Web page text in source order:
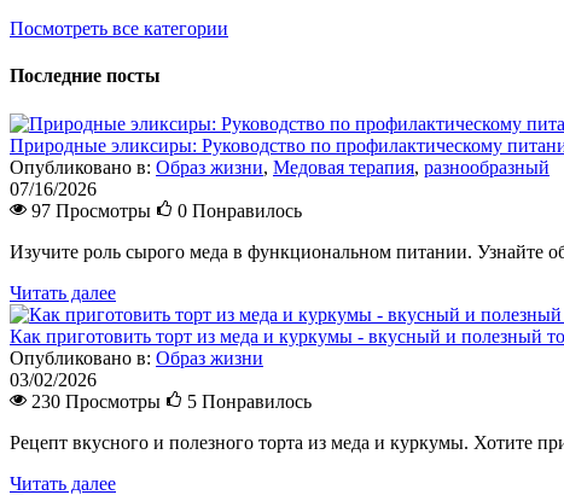
Посмотреть все категории
Последние посты
Природные эликсиры: Руководство по профилактическому
Опубликовано в: Образ жизни, Медовая терапия, разнообразный
07/16/2026
97 Просмотры
0 Понравилось
Изучите роль сырого меда в функциональном питании. Узнайте
Читать далее
Как приготовить торт из меда и куркумы - вкусный и полезный
Опубликовано в: Образ жизни
03/02/2026
230 Просмотры
5 Понравилось
Рецепт вкусного и полезного торта из меда и куркумы. Хотите
Читать далее